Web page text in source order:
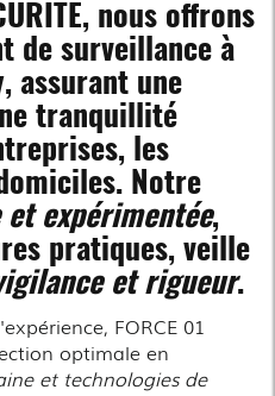
nous offrons
de surveillance à
assurant une
tranquillité
les
Notre
et expérimentée,
pratiques, veille
et rigueur.
FORCE 01
optimale en
et technologies de